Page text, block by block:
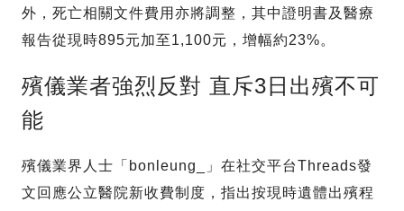
外，死亡相關文件費用亦將調整，其中證明書及醫療
報告從現時895元加至1,100元，增幅約23%。
殯儀業者強烈反對 直斥3日出殯不可
能
殯儀業界人士「bonleung_」在社交平台Threads發
文回應公立醫院新收費制度，指出按現時遺體出殯程